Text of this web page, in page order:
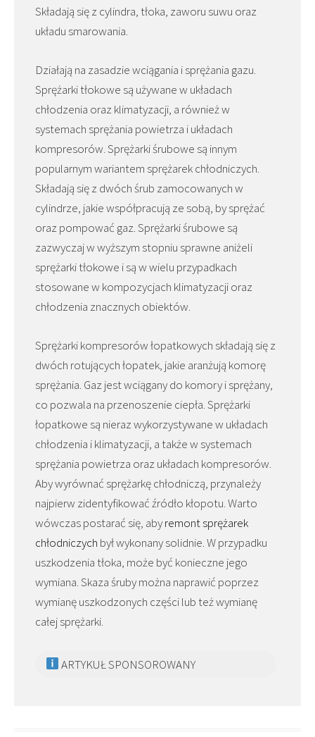
Składają się z cylindra, tłoka, zaworu suwu oraz
układu smarowania.
Działają na zasadzie wciągania i sprężania gazu.
Sprężarki tłokowe są używane w układach
chłodzenia oraz klimatyzacji, a również w
systemach sprężania powietrza i układach
kompresorów. Sprężarki śrubowe są innym
popularnym wariantem sprężarek chłodniczych.
Składają się z dwóch śrub zamocowanych w
cylindrze, jakie współpracują ze sobą, by sprężać
oraz pompować gaz. Sprężarki śrubowe są
zazwyczaj w wyższym stopniu sprawne aniżeli
sprężarki tłokowe i są w wielu przypadkach
stosowane w kompozycjach klimatyzacji oraz
chłodzenia znacznych obiektów.
Sprężarki kompresorów łopatkowych składają się z
dwóch rotujących łopatek, jakie aranżują komorę
sprężania. Gaz jest wciągany do komory i sprężany,
co pozwala na przenoszenie ciepła. Sprężarki
łopatkowe są nieraz wykorzystywane w układach
chłodzenia i klimatyzacji, a także w systemach
sprężania powietrza oraz układach kompresorów.
Aby wyrównać sprężarkę chłodniczą, przynależy
najpierw zidentyfikować źródło kłopotu. Warto
wówczas postarać się, abyremont sprężarek
chłodniczych był wykonany solidnie. W przypadku
uszkodzenia tłoka, może być konieczne jego
wymiana. Skaza śruby można naprawić poprzez
wymianę uszkodzonych części lub też wymianę
całej sprężarki.
ARTYKUŁ SPONSOROWANY